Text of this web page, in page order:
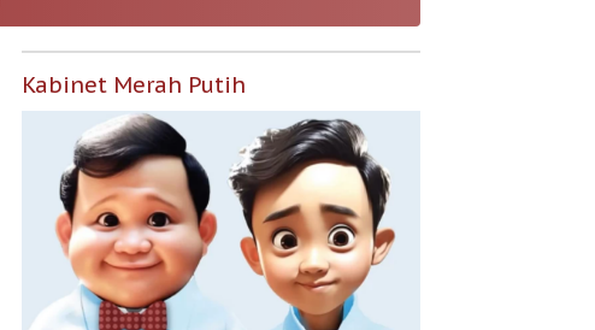
Kabinet Merah Putih